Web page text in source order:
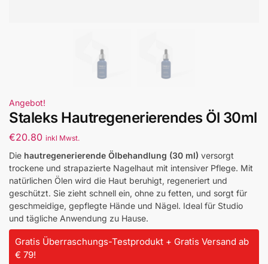
Angebot!
Staleks Hautregenerierendes Öl 30ml
€20.80 inkl Mwst.
Die hautregenerierende Ölbehandlung (30 ml) versorgt
trockene und strapazierte Nagelhaut mit intensiver Pflege. Mit
natürlichen Ölen wird die Haut beruhigt, regeneriert und
geschützt. Sie zieht schnell ein, ohne zu fetten, und sorgt für
geschmeidige, gepflegte Hände und Nägel. Ideal für Studio
und tägliche Anwendung zu Hause.
Gratis Überraschungs-Testprodukt + Gratis Versand ab
€ 79!